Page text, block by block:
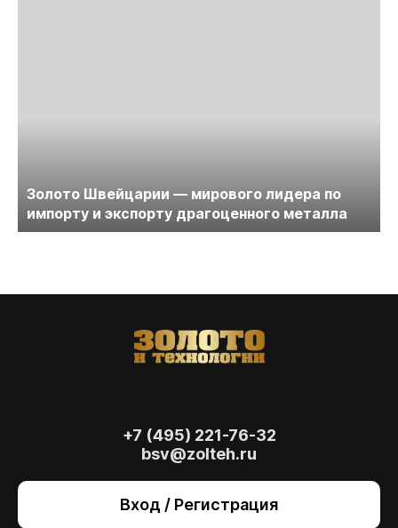
Золото Швейцарии — мирового лидера по
импорту и экспорту драгоценного металла
+7 (495) 221-76-32
bsv@zolteh.ru
Вход / Регистрация
также для анализа сайта и улучшения